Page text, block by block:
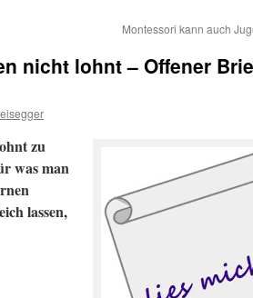
Montessori kann auch
nicht lohnt – Offener
zu
was man
lassen,